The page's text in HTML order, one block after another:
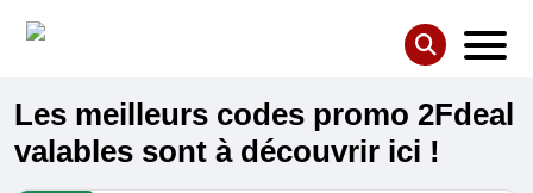
Les meilleurs codes promo 2Fdeal
valables sont à découvrir ici !